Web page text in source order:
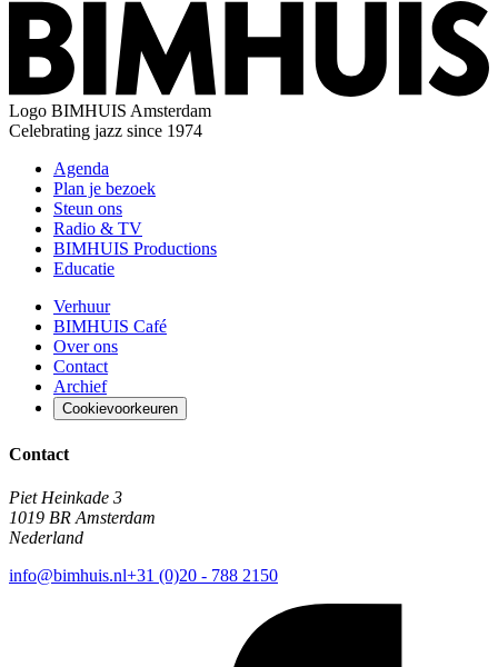
Logo BIMHUIS Amsterdam
Celebrating jazz since 1974
Agenda
Plan je bezoek
Steun ons
Radio & TV
BIMHUIS Productions
Educatie
Verhuur
BIMHUIS Café
Over ons
Contact
Archief
Cookievoorkeuren
Contact
Piet Heinkade 3
1019 BR Amsterdam
Nederland
info@bimhuis.nl+31 (0)20 - 788 2150